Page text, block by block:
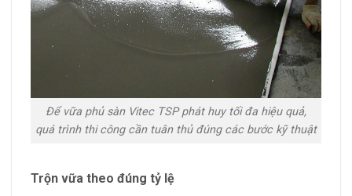
Để vữa phủ sàn Vitec TSP phát huy tối đa hiệu quả,
quá trình thi công cần tuân thủ đúng các bước kỹ thuật
Trộn vữa theo đúng tỷ lệ